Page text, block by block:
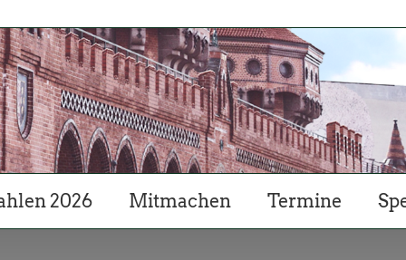
2026 Mitmachen Termine